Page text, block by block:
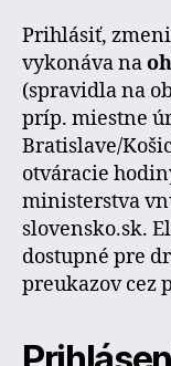
Prihlásiť,
vykonáva na
(spravidla na
príp. miestne
Bratislave/
otváracie
ministerstva
slovensko.sk.
dostupné pre
preukazov cez